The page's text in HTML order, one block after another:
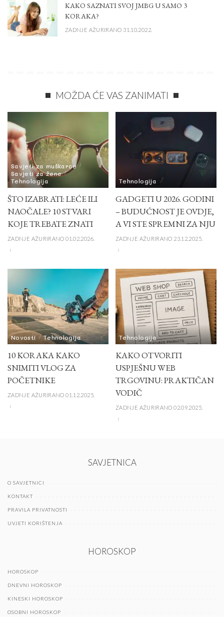
KAKO SAZNATI SVOJ JMBG U SAMO 3
KORAKA?
ZADNJE AŽURIRANO 31.10.2022.
MOŽDA ĆE VAS ZANIMATI
Savjeti za muškarce
Savjeti za žene
Tehnologija
ŠTO IZABRATI: LEĆE ILI
NAOČALE? 10 STVARI
KOJE TREBATE ZNATI
ZADNJE AŽURIRANO 01.02.2026.
Tehnologija
GADGETI U 2026. GODINI
– BUDUĆNOST JE OVDJE,
A VI STE SPREMNI ZA NJU
ZADNJE AŽURIRANO 23.12.2025.
Novosti Tehnologija
10 KORAKA KAKO
SNIMITI VLOG ZA
POČETNIKE
ZADNJE AŽURIRANO 01.12.2025.
Tehnologija
KAKO OTVORITI
USPJEŠNU WEB
TRGOVINU: PRAKTIČAN
VODIČ
ZADNJE AŽURIRANO 02.09.2025.
SAVJETNICA
O SAVJETNICI
KONTAKT
PRAVILA PRIVATNOSTI
UVJETI KORIŠTENJA
HOROSKOP
HOROSKOP
DNEVNI HOROSKOP
KINESKI HOROSKOP
OSOBNI HOROSKOP